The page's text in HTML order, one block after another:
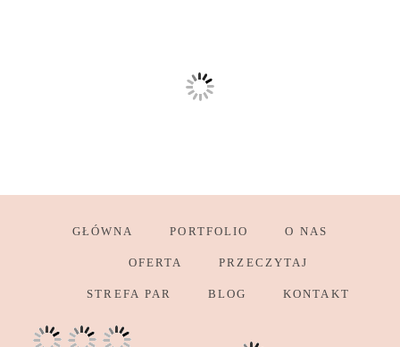
GŁÓWNA PORTFOLIO O NAS
OFERTA PRZECZYTAJ
STREFA PAR BLOG KONTAKT